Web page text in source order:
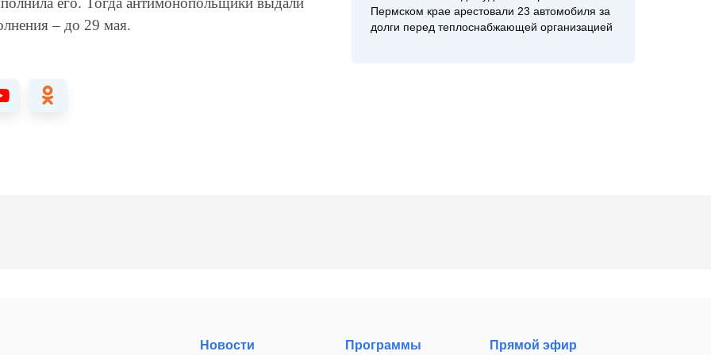
– до 29 мая.
Пермском крае арестовали 23 автомобиля за
долги перед теплоснабжающей организацией
Новости Программы Прямой эфир